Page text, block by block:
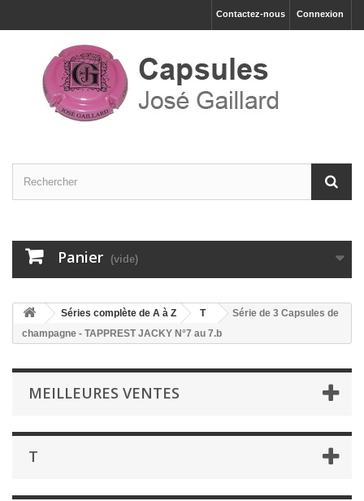
Connexion
Contactez-nous
Panier (vide)
Séries complète de A à Z T
Série de 3 Capsules de
champagne - TAPPREST JACKY N°7 au 7.b
MEILLEURES VENTES
T